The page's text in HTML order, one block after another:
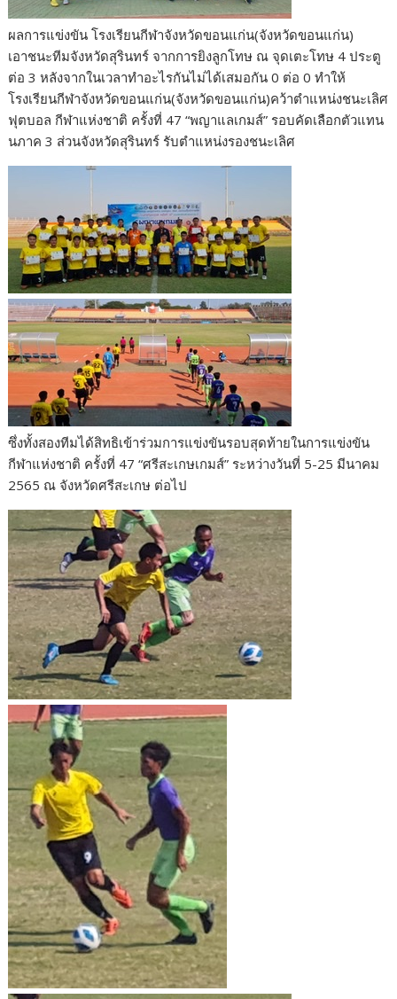
ผลการแข่งขัน​ โรงเรียน​กีฬา​จังหวัด​ขอนแก่น​(จังหวัด​ขอนแก่น)​
เอาชนะทีมจังหวัดสุรินทร์​ จากการยิงลูกโทษ​ ณ​ จุดเตะโทษ​ 4 ประตู
ต่อ​ 3 หลังจากในเวลาทำอะไรกันไม่ได้เสมอกัน​ 0 ต่อ​ 0 ทำให้
โรงเรียน​กีฬา​จังหวัด​ขอนแก่น​(จังหวัด​ขอนแก่น)​คว้าตำแหน่งชนะเลิศ
ฟุตบอล​ กีฬาแห่งชาติ​ ครั้งที่​ 47 “พญาแลเกมส์” รอบคัดเลือกตัวแทน​
นภาค​ 3​ ส่วนจังหวัดสุรินทร์​ รับตำแหน่งรองชนะเลิศ
ซึ่งทั้งสองทีมได้สิทธิเข้าร่วมการแข่งขันรอบสุดท้ายในการแข่งขัน
กีฬาแห่งชาติ​ ครั้งที่​ 47 “ศรีสะเกษเกมส์” ระหว่างวันที่​ 5-25 มีนาคม​
2565​ ณ​ จังหวัด​ศรีสะเกษ​ ต่อไป